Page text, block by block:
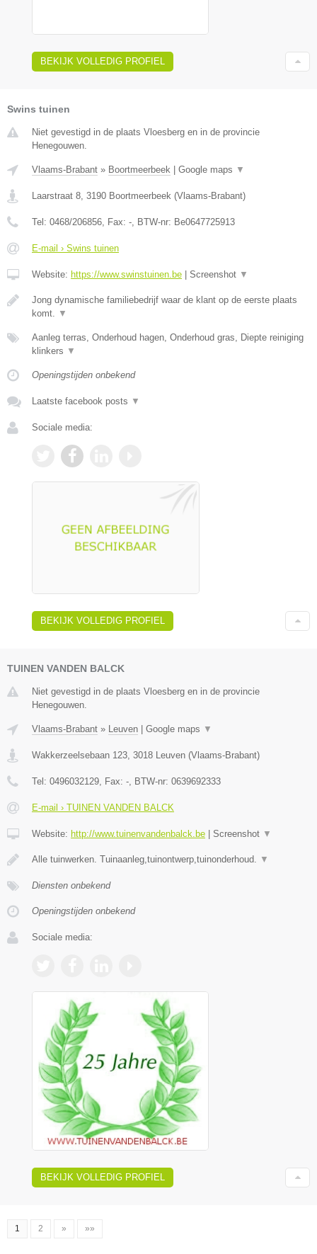
BEKIJK VOLLEDIG PROFIEL
Swins tuinen
Niet gevestigd in de plaats Vloesberg en in de provincie
Henegouwen.
Vlaams-Brabant » Boortmeerbeek Google maps ▼
Laarstraat 8, 3190 Boortmeerbeek (Vlaams-Brabant)
Tel: 0468/206856, Fax: -, BTW-nr: Be0647725913
E-mail › Swins tuinen
Website: https://www.swinstuinen.be Screenshot ▼
Jong dynamische familiebedrijf waar de klant op de eerste plaats
komt. ▼
Aanleg terras, Onderhoud hagen, Onderhoud gras, Diepte reiniging
klinkers ▼
Openingstijden onbekend
Laatste facebook posts ▼
Sociale media:
BEKIJK VOLLEDIG PROFIEL
TUINEN VANDEN BALCK
Niet gevestigd in de plaats Vloesberg en in de provincie
Henegouwen.
Vlaams-Brabant » Leuven Google maps ▼
Wakkerzeelsebaan 123 3018 Leuven (Vlaams-Brabant)
Tel: 0496032129 , Fax: - , BTW-nr: 0639692333
E-mail › TUINEN VANDEN BALCK
Website: http://www.tuinenvandenbalck.be Screenshot ▼
Alle tuinwerken. Tuinaanleg,tuinontwerp,tuinonderhoud. ▼
Diensten onbekend
Openingstijden onbekend
Sociale media:
BEKIJK VOLLEDIG PROFIEL
1 2 » »»